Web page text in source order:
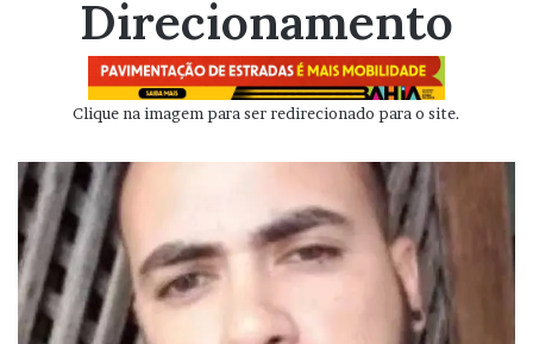
Direcionamento
Clique na imagem para ser redirecionado para o site.